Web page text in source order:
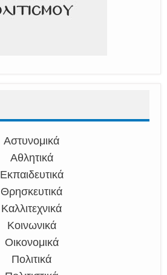
Αστυνομικά
Αθλητικά
Εκπαιδευτικά
Θρησκευτικά
Καλλιτεχνικά
Κοινωνικά
Οικονομικά
Πολιτικά